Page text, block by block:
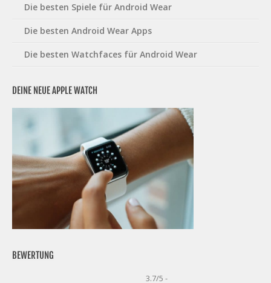
Die besten Spiele für Android Wear
Die besten Android Wear Apps
Die besten Watchfaces für Android Wear
DEINE NEUE APPLE WATCH
BEWERTUNG
3.7/5 -